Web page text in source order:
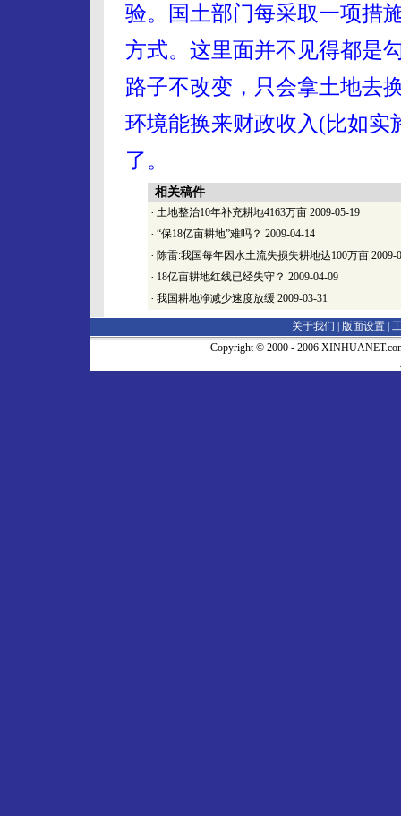
验。国土部门每采取一项措
方式。这里面并不见得都是
路子不改变，只会拿土地去
环境能换来财政收入(比如实
了。
相关稿件
· 土地整治10年补充耕地4163万亩 2009-05-19
· “保18亿亩耕地”难吗？ 2009-04-14
· 陈雷:我国每年因水土流失损失耕地达100万亩 2009-
· 18亿亩耕地红线已经失守？ 2009-04-09
· 我国耕地净减少速度放缓 2009-03-31
关于我们 | 版面设置
Copyright © 2000 - 2006